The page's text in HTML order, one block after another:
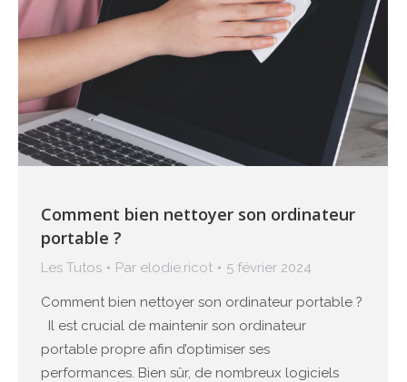
Comment bien nettoyer son ordinateur
portable ?
Les Tutos Par elodie.ricot 5 février 2024
Comment bien nettoyer son ordinateur portable ?
Il est crucial de maintenir son ordinateur
portable propre afin d’optimiser ses
performances. Bien sûr, de nombreux logiciels